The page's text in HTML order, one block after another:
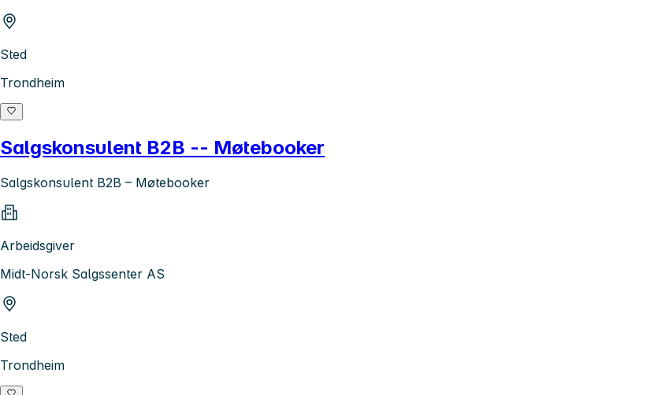
Sted
Trondheim
Salgskonsulent B2B -- Møtebooker
Salgskonsulent B2B – Møtebooker
Arbeidsgiver
Midt-Norsk Salgssenter AS
Sted
Trondheim